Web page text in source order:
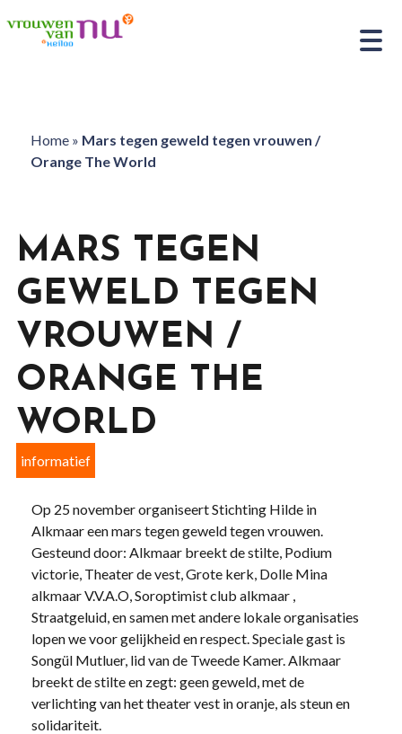
Home» Mars tegen geweld tegen vrouwen /
Orange The World
MARS TEGEN
GEWELD TEGEN
VROUWEN /
ORANGE THE
WORLD
informatief
Op 25 november organiseert Stichting Hilde in
Alkmaar een mars tegen geweld tegen vrouwen.
Gesteund door: Alkmaar breekt de stilte, Podium
victorie, Theater de vest, Grote kerk, Dolle Mina
alkmaar V.V.A.O, Soroptimist club alkmaar ,
Straatgeluid, en samen met andere lokale organisaties
lopen we voor gelijkheid en respect. Speciale gast is
Songül Mutluer, lid van de Tweede Kamer. Alkmaar
breekt de stilte en zegt: geen geweld, met de
verlichting van het theater vest in oranje, als steun en
solidariteit.